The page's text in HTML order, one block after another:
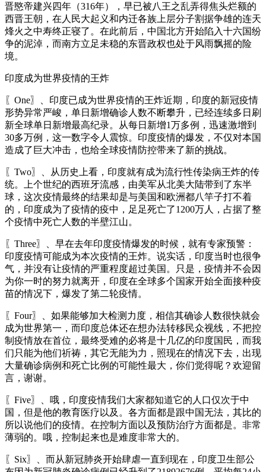
晋愍帝建兴四年（316年），早已被八王之乱弄得焦头烂额的
西晋王朝，在人民大起义和内迁各族上层分子割据争雄的连天
烽火之中寿终正寝了。在此前后，中国北方开始陷入十六国纷
争的泥淖，而南方立足未稳的东晋政权也处于风雨飘摇的险
境。
印度成为世界疫情的王炸
〖One〗、印度已成为世界疫情的王炸近期，印度的新冠疫情
形势异常严峻，单日新增确诊人数不断攀升，已经连续多日刷
新全球单日新增最高纪录。从每日新增1万多例，迅速激增到
30多万例，这一数字令人震惊。印度疫情的爆发，不仅对本国
造成了巨大冲击，也给全球疫情防控带来了新的挑战。
〖Two〗、从历史上看，印度就有成为流行性传染病王炸的传
统。上个世纪的西班牙流感，由美军从北美大陆带到了东半
球，这次疫情最终的结果却是与美国和欧洲都八竿子打不着
的，印度成为了疫情的疫中，足足死亡了1200万人，占据了整
个疫情中死亡人数的半壁江山。
〖Three〗、早在去年印度疫情爆发的时候，就有专家预警：
印度疫情可能成为本次疫情的王炸。说实话，印度当时也很争
气，并没有让疫情的严重程度超过美国。只是，疫情并不会因
为你一时的努力就离开，印度在全球多个国家开始全面接种疫
苗的情况下，爆发了第二轮疫情。
〖Four〗、如果能够加大检测力度，相信其确诊人数很快就会
成为世界第一，而印度总体还在想办法转移民众视线，不把控
制疫情放在首位，最终受难的必将是十几亿的印度国民，而我
们只能为他们祈祷，其它无能为力，照现在的情况下去，出现
大量确诊病例和死亡比例的可能性最大，你们觉得呢？欢迎留
言，谢谢。
〖Five〗、哦，印度疫情我们大家都知道它的人口仅次于中
国，但是他的教育医疗以及。各方面都是跟中国无法，其比的
所以说他们的疫情。在控制方面以及预防治疗方面都是。非常
薄弱的。哦，控制起来也是难度非常大的。
〖Six〗、而从新冠肺炎开始肆虐一直到现在，印度卫生部公